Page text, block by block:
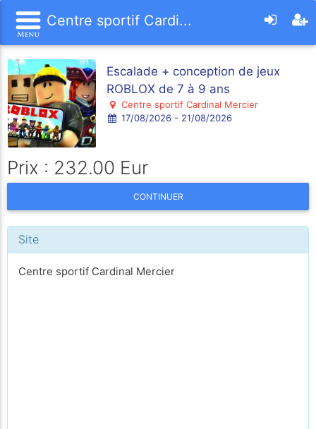
Centre sportif Cardi...
Escalade + conception de jeux
ROBLOX de 7 à 9 ans
Centre sportif Cardinal Mercier
17/08/2026 - 21/08/2026
Prix : 232.00 Eur
CONTINUER
Site
Centre sportif Cardinal Mercier